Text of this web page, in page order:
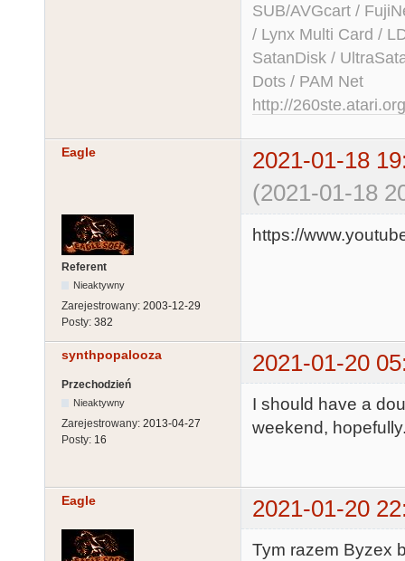
SUB/AVGcart /
/ Lynx Multi Card /
SatanDisk /
Dots / PAM Net
http://260ste.atari.org
Eagle
2021-01-18
(2021-01-18
Referent
Nieaktywny
Zarejestrowany: 2003-12-29
Posty: 382
https://
synthpopalooza 2021-01-20
Przechodzień
Nieaktywny
Zarejestrowany: 2013-04-27
Posty: 16
I should have a
weekend,
Eagle 2021-01-20
Tym razem Byzex